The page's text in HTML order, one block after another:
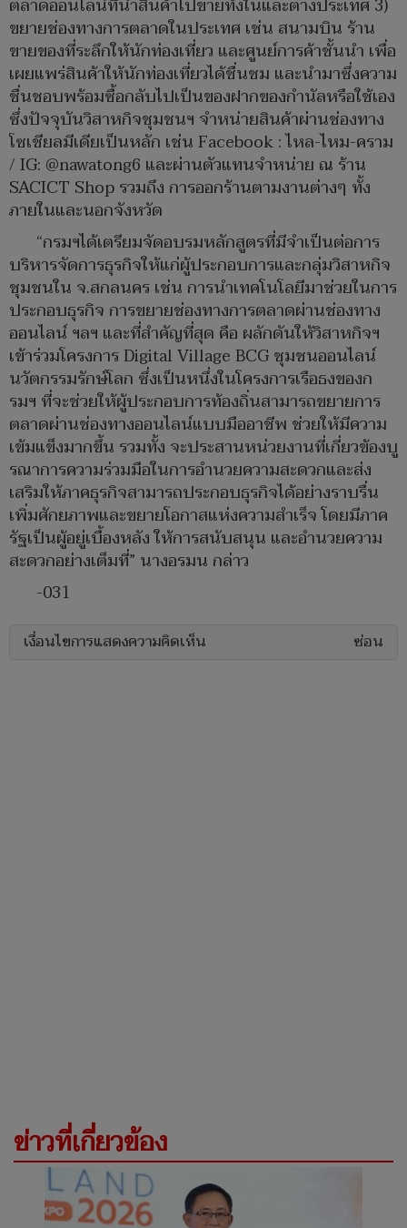
ตลาดออนไลน์ที่นำสินค้าไปขายทั้งในและต่างประเทศ 3)
ขยายช่องทางการตลาดในประเทศ เช่น สนามบิน ร้าน
ขายของที่ระลึกให้นักท่องเที่ยว และศูนย์การค้าชั้นนำ เพื่อ
เผยแพร่สินค้าให้นักท่องเที่ยวได้ชื่นชม และนำมาซึ่งความ
ชื่นชอบพร้อมซื้อกลับไปเป็นของฝากของกำนัลหรือใช้เอง
ซึ่งปัจจุบันวิสาหกิจชุมชนฯ จำหน่ายสินค้าผ่านช่องทาง
โซเชียลมีเดียเป็นหลัก เช่น Facebook : ไหล-ไหม-คราม
/ IG: @nawatong6 และผ่านตัวแทนจำหน่าย ณ ร้าน
SACICT Shop รวมถึง การออกร้านตามงานต่างๆ ทั้ง
ภายในและนอกจังหวัด
“กรมฯได้เตรียมจัดอบรมหลักสูตรที่มีจำเป็นต่อการ
บริหารจัดการธุรกิจให้แก่ผู้ประกอบการและกลุ่มวิสาหกิจ
ชุมชนใน จ.สกลนคร เช่น การนำเทคโนโลยีมาช่วยในการ
ประกอบธุรกิจ การขยายช่องทางการตลาดผ่านช่องทาง
ออนไลน์ ฯลฯ และที่สำคัญที่สุด คือ ผลักดันให้วิสาหกิจฯ
เข้าร่วมโครงการ Digital Village BCG ชุมชนออนไลน์
นวัตกรรมรักษ์โลก ซึ่งเป็นหนึ่งในโครงการเรือธงของก
รมฯ ที่จะช่วยให้ผู้ประกอบการท้องถิ่นสามารถขยายการ
ตลาดผ่านช่องทางออนไลน์แบบมืออาชีพ ช่วยให้มีความ
เข้มแข็งมากขึ้น รวมทั้ง จะประสานหน่วยงานที่เกี่ยวข้องบู
รณาการความร่วมมือในการอำนวยความสะดวกและส่ง
เสริมให้ภาคธุรกิจสามารถประกอบธุรกิจได้อย่างราบรื่น
เพิ่มศักยภาพและขยายโอกาสแห่งความสำเร็จ โดยมีภาค
รัฐเป็นผู้อยู่เบื้องหลัง ให้การสนับสนุน และอำนวยความ
สะดวกอย่างเต็มที่” นางอรมน กล่าว
-031
เงื่อนไขการแสดงความคิดเห็น ซ่อน
ข่าวที่เกี่ยวข้อง